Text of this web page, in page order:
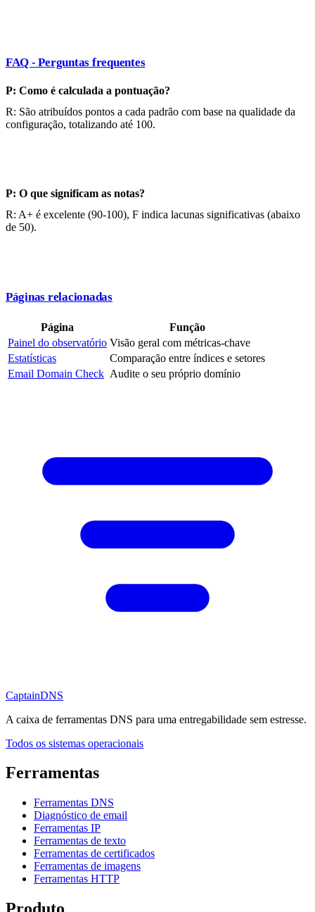
FAQ - Perguntas frequentes
P: Como é calculada a pontuação?
R: São atribuídos pontos a cada padrão com base na qualidade da
configuração, totalizando até 100.
P: O que significam as notas?
R: A+ é excelente (90-100), F indica lacunas significativas (abaixo
de 50).
Páginas relacionadas
Página
Função
Painel do observatório Visão geral com métricas-chave
Estatísticas
Comparação entre índices e setores
Email Domain Check Audite o seu próprio domínio
CaptainDNS
A caixa de ferramentas DNS para uma entregabilidade sem estresse.
Todos os sistemas operacionais
Ferramentas
Ferramentas DNS
Diagnóstico de email
Ferramentas IP
Ferramentas de texto
Ferramentas de certificados
Ferramentas de imagens
Ferramentas HTTP